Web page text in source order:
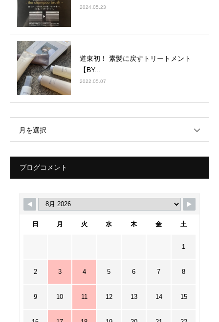
2024.05.23
道東初！ 素髪に戻すトリートメント
【BY...
2022.05.07
月を選択
ブログコメント
日 月 火 水 木 金 土
1
2 3 4 5 6 7 8
9 10 11 12 13 14 15